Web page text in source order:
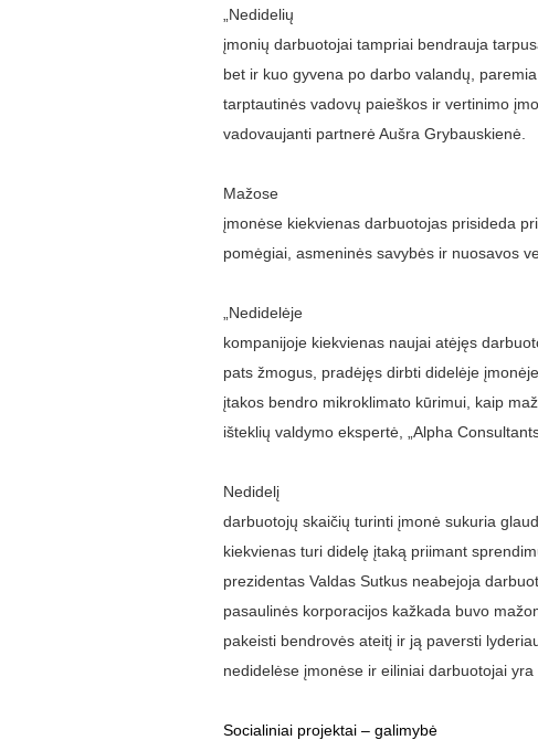
„Nedidelių
įmonių darbuotojai tampriai bendrauja
bet ir kuo gyvena po darbo valandų,
tarptautinės vadovų paieškos ir vertinimo
vadovaujanti partnerė Aušra Grybauskienė.
Mažose
įmonėse kiekvienas darbuotojas prisideda
pomėgiai, asmeninės savybės ir nuosavos
„Nedidelėje
kompanijoje kiekvienas naujai atėjęs
pats žmogus, pradėjęs dirbti didelėje
įtakos bendro mikroklimato kūrimui, kaip
išteklių valdymo ekspertė, „Alpha
Nedidelį
darbuotojų skaičių turinti įmonė sukuria
kiekvienas turi didelę įtaką priimant
prezidentas Valdas Sutkus neabejoja
pasaulinės korporacijos kažkada buvo
pakeisti bendrovės ateitį ir ją paversti
nedidelėse įmonėse ir eiliniai darbuotojai yra
Socialiniai projektai – galimybė